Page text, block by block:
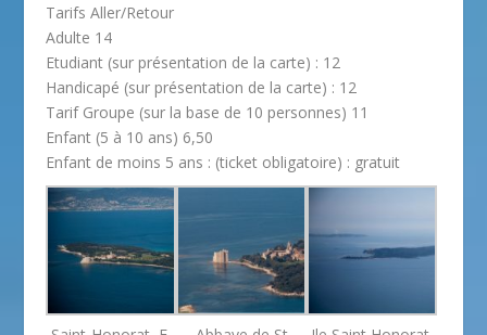
Tarifs Aller/Retour
Adulte 14
Etudiant (sur présentation de la carte) : 12
Handicapé (sur présentation de la carte) : 12
Tarif Groupe (sur la base de 10 personnes) 11
Enfant (5 à 10 ans) 6,50
Enfant de moins 5 ans : (ticket obligatoire) : gratuit